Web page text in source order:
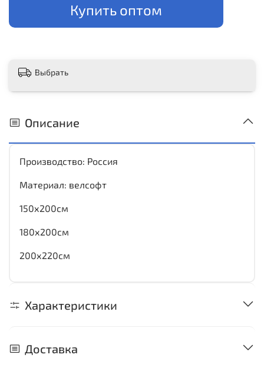
Купить оптом
Выбрать
Описание
Производство: Россия
Материал: велсофт
150х200см
180х200см
200х220см
Характеристики
Доставка